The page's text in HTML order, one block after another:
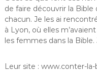
de faire découvrir la
chacun. Je les ai
à Lyon, où elles
les femmes dans la Bible.
Leur site : www.conter-